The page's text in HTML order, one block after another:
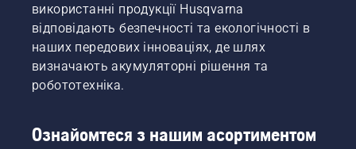
використанні продукції Husqvarna
відповідають безпечності та екологічності в
наших передових інноваціях, де шлях
визначають акумуляторні рішення та
робототехніка.
Ознайомтеся з нашим асортиментом